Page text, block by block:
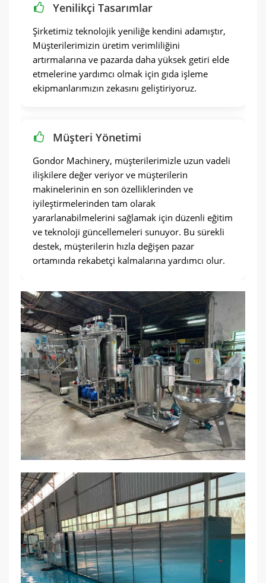
Yenilikçi Tasarımlar
Şirketimiz teknolojik yeniliğe kendini adamıştır,
Müşterilerimizin üretim verimliliğini
artırmalarına ve pazarda daha yüksek getiri elde
etmelerine yardımcı olmak için gıda işleme
ekipmanlarımızın zekasını geliştiriyoruz.
Müşteri Yönetimi
Gondor Machinery, müşterilerimizle uzun vadeli
ilişkilere değer veriyor ve müşterilerin
makinelerinin en son özelliklerinden ve
iyileştirmelerinden tam olarak
yararlanabilmelerini sağlamak için düzenli eğitim
ve teknoloji güncellemeleri sunuyor. Bu sürekli
destek, müşterilerin hızla değişen pazar
ortamında rekabetçi kalmalarına yardımcı olur.